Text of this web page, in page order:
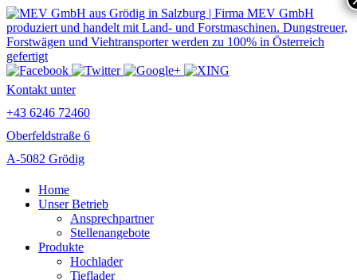
Kontakt unter
+43 6246 72460
Oberfeldstraße 6
A-5082 Grödig
Home
Unser Betrieb
Ansprechpartner
Stellenangebote
Produkte
Hochlader
Tieflader